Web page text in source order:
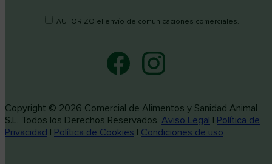
AUTORIZO el envío de comunicaciones comerciales.
Copyright © 2026 Comercial de Alimentos y Sanidad Animal
S.L. Todos los Derechos Reservados. Aviso Legal | Política de
Privacidad | Política de Cookies | Condiciones de uso